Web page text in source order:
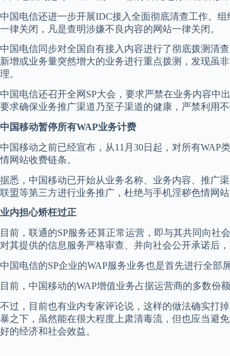
中国电信还进一步开展IDC接入全面彻底清查工作。
一律关闭，凡是查明涉嫌不良内容的网站一律关闭。
中国电信同步对全国自有接入内容进行了彻底拨测清
新增或业务量突然增大的业务进行重点拨测，发现虽
理。
中国电信还召开全网SP大会，要求严禁在业务内容中
要求确保业务推广渠道乃至子渠道的健康，严禁利用
中国移动暂停所有WAP业务计费
中国移动之前已经宣布，从11月30日起，对所有WAP
情网站收费链条。
据悉，中国移动已开始从业务名称、业务内容、推广
联盟等第三方进行业务推广，杜绝与手机淫秽色情网
业内担心矫枉过正
目前，联通的SP服务还算正常运营，即与其共同向社
对其提供的信息服务严格审查、并向社会公开承诺后
中国电信的SP企业的WAP服务业务也是首先进行全部
目前，中国移动的WAP增值业务占据运营商的多数份
不过，目前也有业内专家评论说，这样的做法确实打
暴之下，虽然能在很大程度上肃清毒流，但也应当避
好的经济和社会效益。